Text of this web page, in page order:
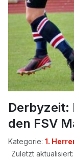
Derbyzeit:
den FSV
Kategorie: 1.
Zuletzt